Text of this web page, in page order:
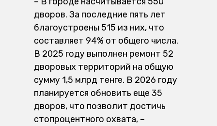
дворов. За последние пять лет
благоустроены 515 из них, что
составляет 94% от общего числа.
В 2025 году выполнен ремонт 52
дворовых территорий на общую
сумму 1,5 млрд тенге. В 2026 году
планируется обновить еще 35
дворов, что позволит достичь
стопроцентного охвата, –